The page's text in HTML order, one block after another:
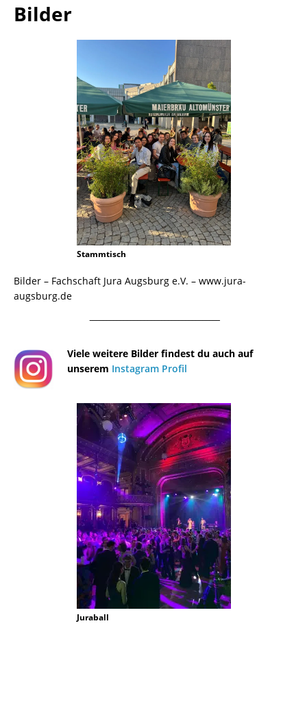
Bilder
Stammtisch
Bilder – Fachschaft Jura Augsburg e.V. – www.jura-
augsburg.de
¯¯¯¯¯¯¯¯¯¯¯¯¯¯¯¯¯¯¯¯¯¯¯¯¯¯¯¯¯¯¯¯¯¯¯¯¯¯
Viele weitere Bilder findest du auch auf
unserem Instagram Profil
Juraball